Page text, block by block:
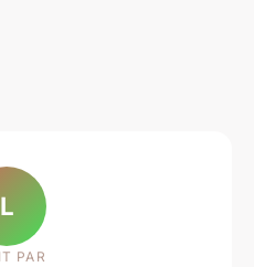
L
PAR